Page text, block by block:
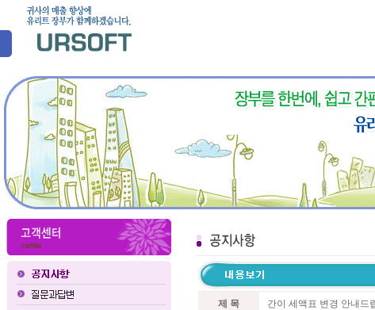
제 목 간이 세액표 변경 안내드